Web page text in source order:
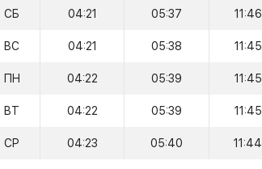
СБ 04:21 05:37 11:46
ВС 04:21 05:38 11:45
ПН 04:22 05:39 11:45
ВТ 04:22 05:39 11:45
СР 04:23 05:40 11:44